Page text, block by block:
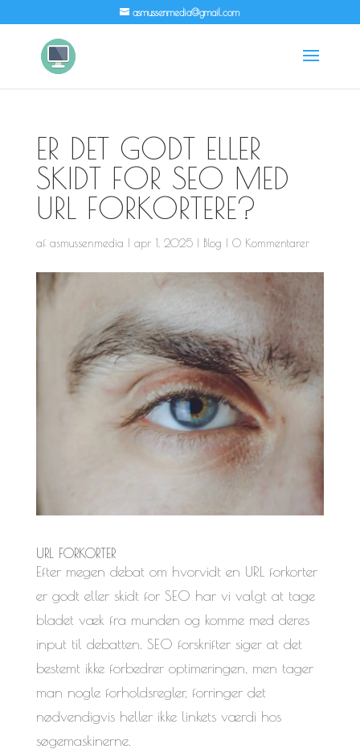
asmussenmedia@gmail.com
ER DET GODT ELLER
SKIDT FOR SEO MED
URL FORKORTERE?
af asmussenmedia apr 1, 2025| Blog 0 Kommentarer
URL FORKORTER
Efter megen debat om hvorvidt en URL forkorter
er godt eller skidt for SEO har vi valgt at tage
bladet væk fra munden og komme med deres
input til debatten. SEO forskrifter siger at det
bestemt ikke forbedrer optimeringen, men tager
man nogle forholdsregler, forringer det
nødvendigvis heller ikke linkets værdi hos
søgemaskinerne.